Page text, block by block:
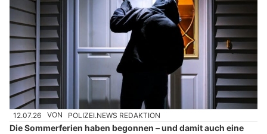
12.07.26 VON POLIZEI.NEWS REDAKTION
Die Sommerferien haben begonnen – und damit auch eine